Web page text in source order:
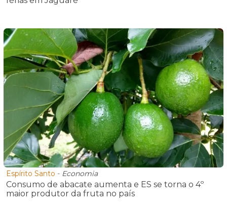
Espírito Santo - Economia
Consumo de abacate aumenta e ES se torna o 4º
maior produtor da fruta no país